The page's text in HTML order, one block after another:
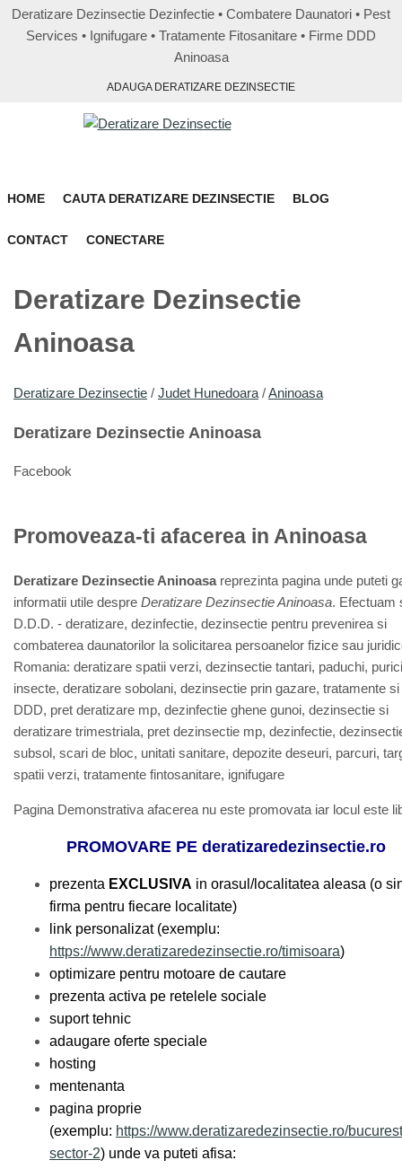
Deratizare Dezinsectie Dezinfectie • Combatere Daunatori • Pest
Services • Ignifugare • Tratamente Fitosanitare • Firme DDD
Aninoasa
ADAUGA DERATIZARE DEZINSECTIE
HOME CAUTA DERATIZARE DEZINSECTIE BLOG
CONTACT CONECTARE
Deratizare Dezinsectie
Aninoasa
Deratizare Dezinsectie / Judet Hunedoara /Aninoasa
Deratizare Dezinsectie Aninoasa
Facebook
Promoveaza-ti afacerea in Aninoasa
Deratizare Dezinsectie Aninoasareprezinta pagina unde puteti
informatii utile despre Deratizare Dezinsectie Aninoasa. Efectuam
D.D.D. - deratizare, dezinfectie, dezinsectie pentru prevenirea si
combaterea daunatorilor la solicitarea persoanelor fizice sau
Romania: deratizare spatii verzi, dezinsectie tantari, paduchi,
insecte, deratizare sobolani, dezinsectie prin gazare, tratamente
DDD, pret deratizare mp, dezinfectie ghene gunoi, dezinsectie si
deratizare trimestriala, pret dezinsectie mp, dezinfectie,
subsol, scari de bloc, unitati sanitare, depozite deseuri, parcuri,
spatii verzi, tratamente fintosanitare, ignifugare
Pagina Demonstrativa afacerea nu este promovata iar locul este
PROMOVARE PE deratizaredezinsectie.ro
prezenta EXCLUSIVA in orasul/localitatea aleasa (o
firma pentru fiecare localitate)
link personalizat (exemplu:
https://www.deratizaredezinsectie.ro/timisoara)
optimizare pentru motoare de cautare
prezenta activa pe retelele sociale
suport tehnic
adaugare oferte speciale
hosting
mentenanta
pagina proprie
(exemplu: https://www.deratizaredezinsectie.ro/
sector-2) unde va puteti afisa: